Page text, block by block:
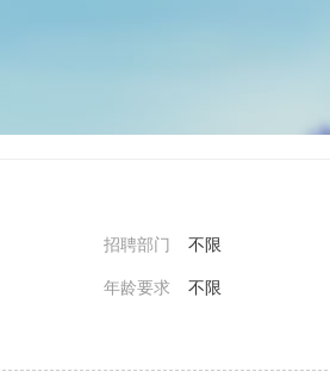
招聘部门 不限
年龄要求 不限